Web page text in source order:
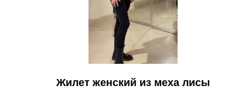
Жилет женский из меха лисы